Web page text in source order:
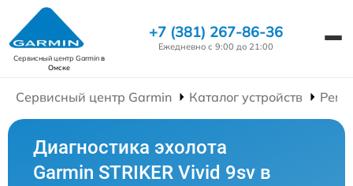
Сервисный центр Garminв
Омске
+7 (381) 267-86-36
Ежедневно с 9:00 до 21:00
Сервисный центр Garmin Каталог устройств
Диагностика эхолота
Garmin STRIKER Vivid 9sv в